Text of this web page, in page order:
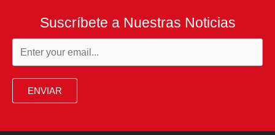
Suscríbete a Nuestras Noticias
ENVIAR